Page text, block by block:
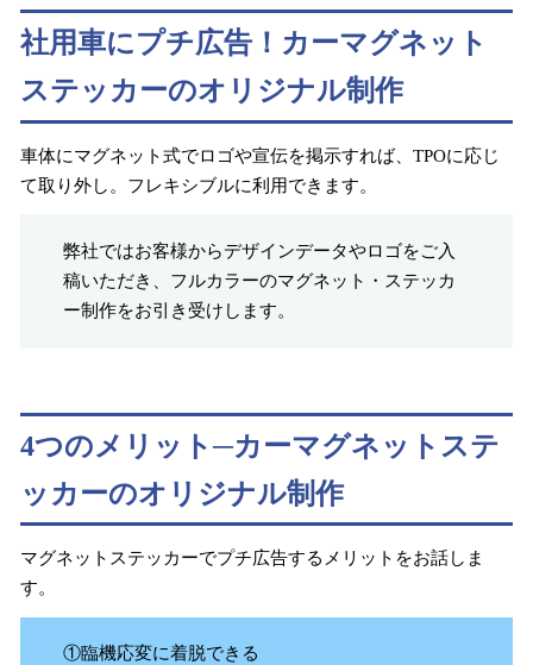
社用車にプチ広告！カーマグネット
ステッカーのオリジナル制作
車体にマグネット式でロゴや宣伝を掲示すれば、TPOに応じ
て取り外し。フレキシブルに利用できます。
弊社ではお客様からデザインデータやロゴをご入
稿いただき、フルカラーのマグネット・ステッカ
ー制作をお引き受けします。
4つのメリット─カーマグネットステ
ッカーのオリジナル制作
マグネットステッカーでプチ広告するメリットをお話しま
す。
①臨機応変に着脱できる